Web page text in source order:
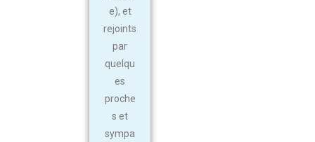
e), et
rejoints
par
quelqu
es
proche
s et
sympa